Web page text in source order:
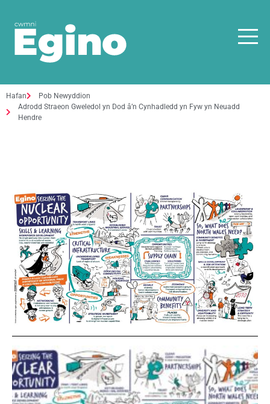
Hafan
Pob Newyddion
Adrodd Straeon Gweledol yn Dod â’n Cynhadledd yn Fyw yn Neuadd
Hendre